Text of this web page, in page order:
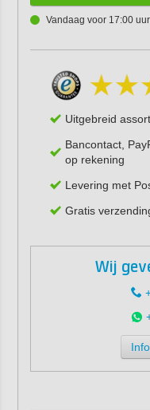
Vandaag voor 17:00
Uitgebreid
Bancontact,
op rekening
Levering met
Gratis
Wij